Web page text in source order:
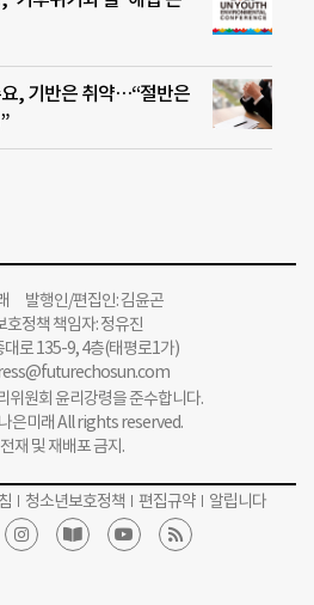
, 기반은 취약…“절반은
발행인/편집인: 김윤곤
호정책 책임자: 정유진
대로 135-9, 4층(태평로1가)
위원회 윤리강령을 준수합니다.
은미래 All rights reserved.
재 및 재배포 금지.
청소년보호정책 편집규약 알립니다